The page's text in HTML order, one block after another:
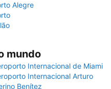
Alegre
mundo
Internacional de Miami
Internacional Arturo
Benítez